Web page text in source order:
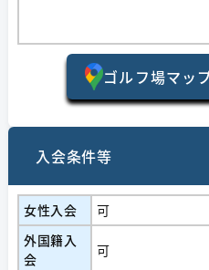
ゴルフ場マッ
入会条件等
女性入会
可
外国籍入
会
可